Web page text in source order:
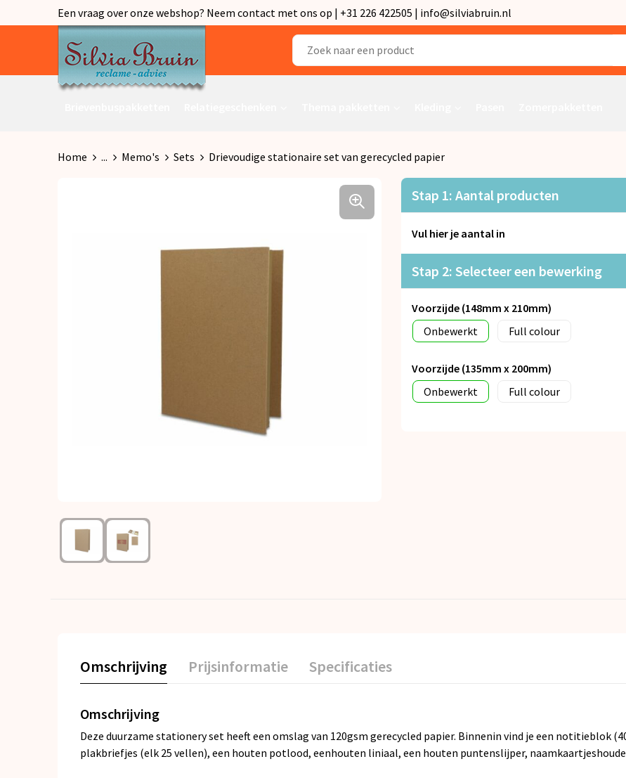
Een vraag over onze webshop? Neem contact met ons op | +31 226 422505 | info@silviabruin.nl
Home ... Memo's Sets Drievoudige stationaire set van gerecycled papier
Stap 1: Aantal producten
Vul hier je aantal in
Stap 2: Selecteer een bewerking
Voorzijde (148mm x 210mm)
Onbewerkt
Full colour
Voorzijde (135mm x 200mm)
Onbewerkt
Full colour
Omschrijving Prijsinformatie Specificaties
Omschrijving
Deze duurzame stationery set heeft een omslag van 120gsm gerecycled papier. Binnenin vind je een notitieblok
plakbriefjes (elk 25 vellen), een houten potlood, eenhouten liniaal, een houten puntenslijper,